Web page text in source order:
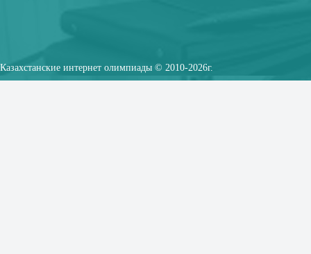
Казахстанские интернет олимпиады © 2010-2026г.